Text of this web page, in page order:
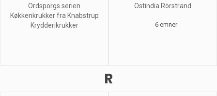
Ordsporgs serien
Køkkenkrukker fra Knabstrup
Krydderikrukker
Ostindia Rörstrand
- 6 emner
R